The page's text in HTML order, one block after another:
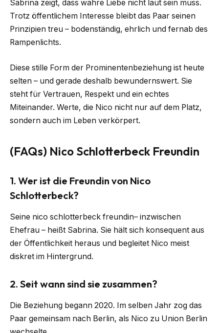
Sabrina zeigt, dass wahre Liebe nicht laut sein muss.
Trotz öffentlichem Interesse bleibt das Paar seinen
Prinzipien treu – bodenständig, ehrlich und fernab des
Rampenlichts.
Diese stille Form der Prominentenbeziehung ist heute
selten – und gerade deshalb bewundernswert. Sie
steht für Vertrauen, Respekt und ein echtes
Miteinander. Werte, die Nico nicht nur auf dem Platz,
sondern auch im Leben verkörpert.
(FAQs) Nico Schlotterbeck Freundin
1. Wer ist die Freundin von Nico
Schlotterbeck?
Seine nico schlotterbeck freundin– inzwischen
Ehefrau – heißt Sabrina. Sie hält sich konsequent aus
der Öffentlichkeit heraus und begleitet Nico meist
diskret im Hintergrund.
2. Seit wann sind sie zusammen?
Die Beziehung begann 2020. Im selben Jahr zog das
Paar gemeinsam nach Berlin, als Nico zu Union Berlin